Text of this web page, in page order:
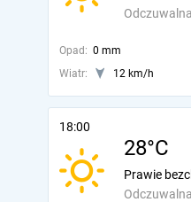
Odczuwalna
Opad: 0 mm
Wiatr:
12 km/h
18:00
28°C
Odczuwalna
Prawie